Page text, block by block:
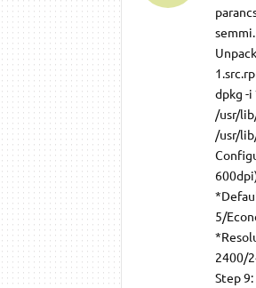
dpkg -i
/usr/
/usr/
5/
2400/
Step